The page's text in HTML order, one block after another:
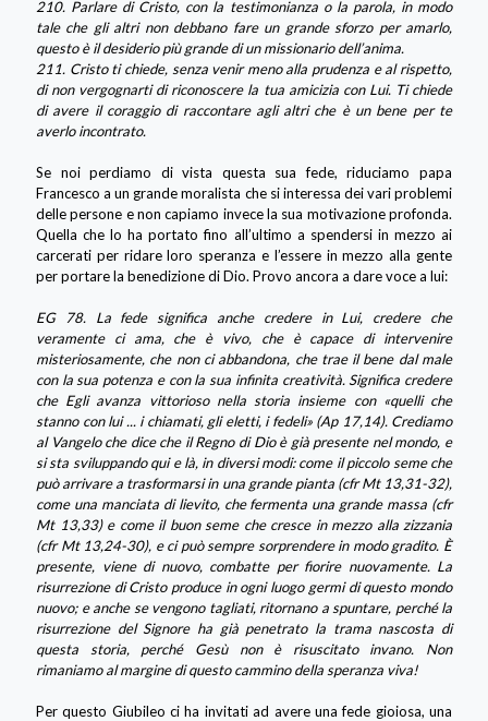
210. Parlare di Cristo, con la testimonianza o la parola, in modo
tale che gli altri non debbano fare un grande sforzo per amarlo,
questo è il desiderio più grande di un missionario dell’anima.
211. Cristo ti chiede, senza venir meno alla prudenza e al rispetto,
di non vergognarti di riconoscere la tua amicizia con Lui. Ti chiede
di avere il coraggio di raccontare agli altri che è un bene per te
averlo incontrato.
Se noi perdiamo di vista questa sua fede, riduciamo papa
Francesco a un grande moralista che si interessa dei vari problemi
delle persone e non capiamo invece la sua motivazione profonda.
Quella che lo ha portato fino all’ultimo a spendersi in mezzo ai
carcerati per ridare loro speranza e l’essere in mezzo alla gente
per portare la benedizione di Dio. Provo ancora a dare voce a lui:
EG 78. La fede significa anche credere in Lui, credere che
veramente ci ama, che è vivo, che è capace di intervenire
misteriosamente, che non ci abbandona, che trae il bene dal male
con la sua potenza e con la sua infinita creatività. Significa credere
che Egli avanza vittorioso nella storia insieme con «quelli che
stanno con lui ... i chiamati, gli eletti, i fedeli» (Ap 17,14). Crediamo
al Vangelo che dice che il Regno di Dio è già presente nel mondo, e
si sta sviluppando qui e là, in diversi modi: come il piccolo seme che
può arrivare a trasformarsi in una grande pianta (cfr Mt 13,31-32),
come una manciata di lievito, che fermenta una grande massa (cfr
Mt 13,33) e come il buon seme che cresce in mezzo alla zizzania
(cfr Mt 13,24-30), e ci può sempre sorprendere in modo gradito. È
presente, viene di nuovo, combatte per fiorire nuovamente. La
risurrezione di Cristo produce in ogni luogo germi di questo mondo
nuovo; e anche se vengono tagliati, ritornano a spuntare, perché la
risurrezione del Signore ha già penetrato la trama nascosta di
questa storia, perché Gesù non è risuscitato invano. Non
rimaniamo al margine di questo cammino della speranza viva!
Per questo Giubileo ci ha invitati ad avere una fede gioiosa, una